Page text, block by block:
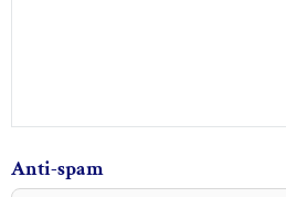
Anti-spam